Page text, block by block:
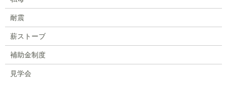
耐震
薪ストーブ
補助金制度
見学会